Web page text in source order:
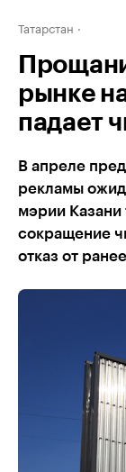
Татарстан
рынке
падает
В апреле
рекламы
мэрии Казани
сокращение
отказ от